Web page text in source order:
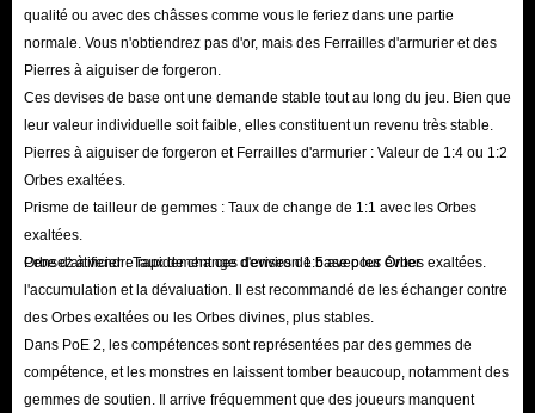
qualité ou avec des châsses comme vous le feriez dans une partie
normale. Vous n'obtiendrez pas d'or, mais des Ferrailles d'armurier et des
Pierres à aiguiser de forgeron.
Ces devises de base ont une demande stable tout au long du jeu. Bien que
leur valeur individuelle soit faible, elles constituent un revenu très stable.
Pierres à aiguiser de forgeron et Ferrailles d'armurier : Valeur de 1:4 ou 1:2
Orbes exaltées.
Prisme de tailleur de gemmes : Taux de change de 1:1 avec les Orbes
exaltées.
Orbe d'artificier : Taux de change d'environ 1:5 avec les Orbes exaltées.
Pensez à vendre rapidement ces devises de base pour éviter
l'accumulation et la dévaluation. Il est recommandé de les échanger contre
des Orbes exaltées ou les Orbes divines, plus stables.
Dans PoE 2, les compétences sont représentées par des gemmes de
compétence, et les monstres en laissent tomber beaucoup, notamment des
gemmes de soutien. Il arrive fréquemment que des joueurs manquent